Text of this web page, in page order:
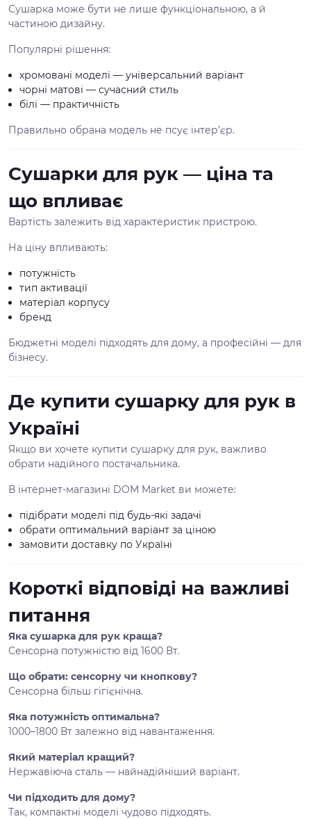
Сушарка може бути не лише функціональною, а й
частиною дизайну.
Популярні рішення:
хромовані моделі — універсальний варіант
чорні матові — сучасний стиль
білі — практичність
Правильно обрана модель не псує інтер’єр.
Сушарки для рук — ціна та
що впливає
Вартість залежить від характеристик пристрою.
На ціну впливають:
потужність
тип активації
матеріал корпусу
бренд
Бюджетні моделі підходять для дому, а професійні — для
бізнесу.
Де купити сушарку для рук в
Україні
Якщо ви хочете купити сушарку для рук, важливо
обрати надійного постачальника.
В інтернет-магазині DOM Market ви можете:
підібрати моделі під будь-які задачі
обрати оптимальний варіант за ціною
замовити доставку по Україні
Короткі відповіді на важливі
питання
Яка сушарка для рук краща?
Сенсорна потужністю від 1600 Вт.
Що обрати: сенсорну чи кнопкову?
Сенсорна більш гігієнічна.
Яка потужність оптимальна?
1000–1800 Вт залежно від навантаження.
Який матеріал кращий?
Нержавіюча сталь — найнадійніший варіант.
Чи підходить для дому?
Так, компактні моделі чудово підходять.